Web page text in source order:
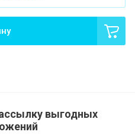
выгодных